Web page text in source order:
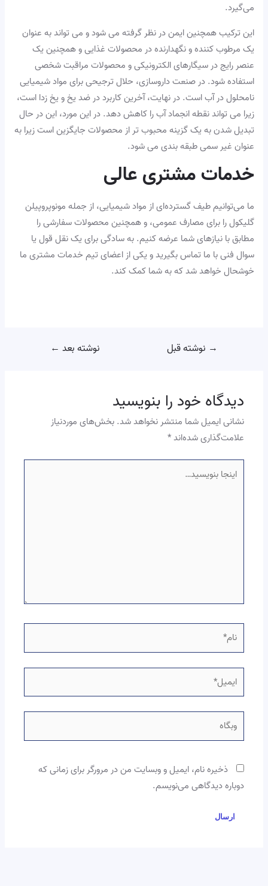
می‌گیرد.
این ترکیب همچنین ایمن در نظر گرفته می شود و می تواند به عنوان
یک مرطوب کننده و نگهدارنده در محصولات غذایی و همچنین یک
عنصر رایج در سیگارهای الکترونیکی و محصولات مراقبت شخصی
استفاده شود. در صنعت داروسازی، حلال ترجیحی برای مواد شیمیایی
نامحلول در آب است. در نهایت، آخرین کاربرد در ضد یخ و یخ زدا است،
زیرا می تواند نقطه انجماد آب را کاهش دهد. در این مورد، این در حال
تبدیل شدن به یک گزینه محبوب تر از محصولات جایگزین است زیرا به
عنوان غیر سمی طبقه بندی می شود.
خدمات مشتری عالی
ما می‌توانیم طیف گسترده‌ای از مواد شیمیایی، از جمله مونوپروپیلن
گلیکول را برای مصارف عمومی، و همچنین محصولات سفارشی را
مطابق با نیازهای شما عرضه کنیم. به سادگی برای یک نقل قول یا
سوال فنی با ما تماس بگیرید و یکی از اعضای تیم خدمات مشتری ما
خوشحال خواهد شد که به شما کمک کند.
→ نوشته قبل نوشته بعد ←
دیدگاه‌ خود را بنویسید
نشانی ایمیل شما منتشر نخواهد شد. بخش‌های موردنیاز
علامت‌گذاری شده‌اند*
بنویسید…
نام*
وبگاه
ذخیره نام، ایمیل و وبسایت من در مرورگر برای زمانی که
دوباره دیدگاهی می‌نویسم.